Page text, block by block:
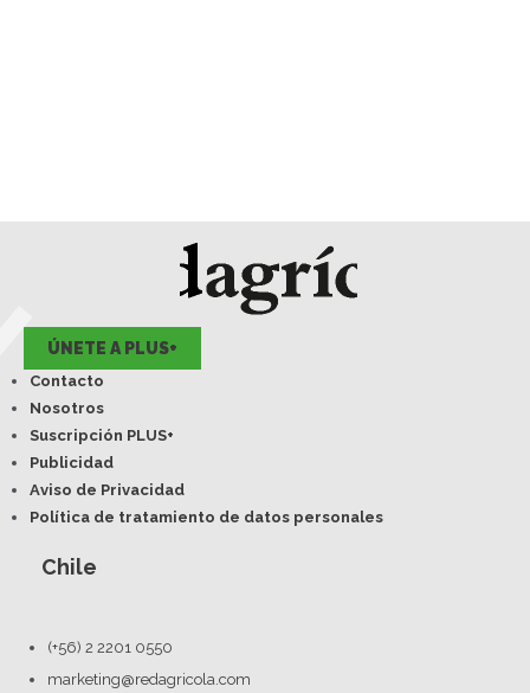
ÚNETE A PLUS+
Contacto
Nosotros
Suscripción PLUS+
Publicidad
Aviso de Privacidad
Política de tratamiento de datos personales
Chile
(+56) 2 2201 0550
marketing@redagricola.com